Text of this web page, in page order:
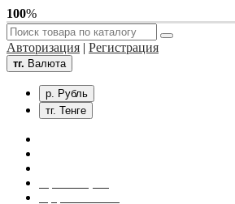
100%
Авторизация | Регистрация
тг. Валюта
р. Рубль
тг. Тенге